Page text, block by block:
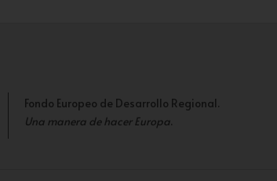
Fondo Europeo de Desarrollo Regional.
Una manera de hacer Europa.